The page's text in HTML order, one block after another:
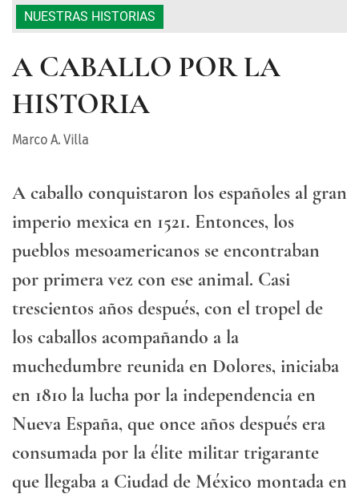
NUESTRAS HISTORIAS
A CABALLO POR LA
HISTORIA
Marco A. Villa
A caballo conquistaron los españoles al gran
imperio mexica en 1521. Entonces, los
pueblos mesoamericanos se encontraban
por primera vez con ese animal. Casi
trescientos años después, con el tropel de
los caballos acompañando a la
muchedumbre reunida en Dolores, iniciaba
en 1810 la lucha por la independencia en
Nueva España, que once años después era
consumada por la élite militar trigarante
que llegaba a Ciudad de México montada en